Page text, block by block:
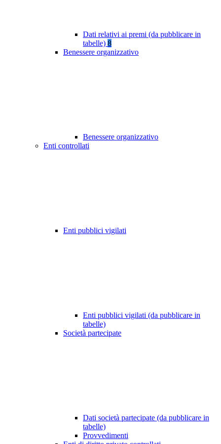
Dati relativi ai premi (da pubblicare in
tabelle) 8
Benessere organizzativo
Benessere organizzativo
Enti controllati
Enti pubblici vigilati
Enti pubblici vigilati (da pubblicare in
tabelle)
Società partecipate
Dati società partecipate (da pubblicare in
tabelle)
Provvedimenti